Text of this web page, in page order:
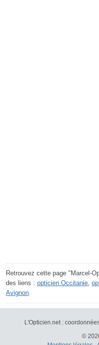
Retrouvez cette page "Marcel-
des liens : opticien Occitanie
Avignon
L'Opticien.net :
©